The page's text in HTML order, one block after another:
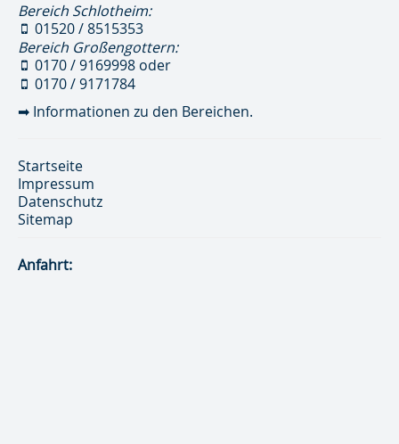
Bereich Schlotheim:
01520 / 8515353
Bereich Großengottern:
0170 / 9169998 oder
0170 / 9171784
➡ Informationen zu den Bereichen.
Startseite
Impressum
Datenschutz
Sitemap
Anfahrt: